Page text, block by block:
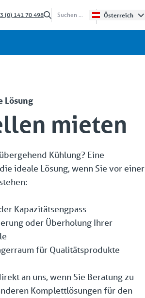
(0) 141 70 498 Österreich
Lösung
mieten
Kühlung? Eine
ideale Lösung, wenn Sie vor einer
Kapazitätsengpass
oder Überholung Ihrer
für Qualitätsprodukte
an uns, wenn Sie Beratung zu
Komplettlösungen für den